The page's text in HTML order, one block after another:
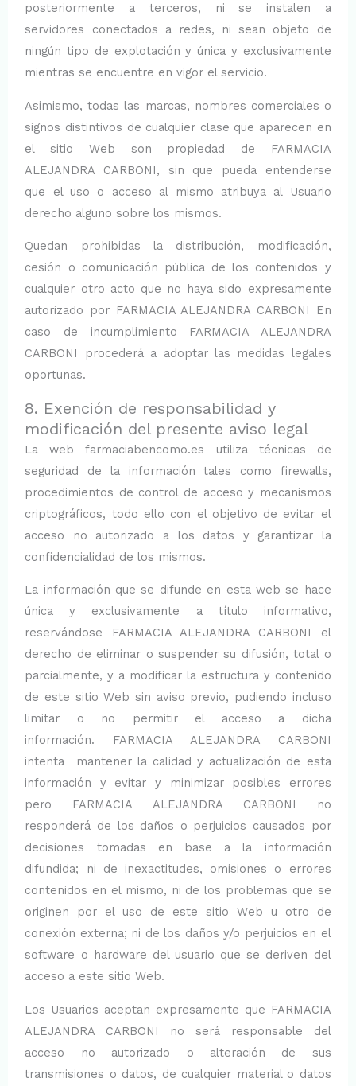
posteriormente a terceros, ni se instalen a
servidores conectados a redes, ni sean objeto de
ningún tipo de explotación y única y exclusivamente
mientras se encuentre en vigor el servicio.
Asimismo, todas las marcas, nombres comerciales o
signos distintivos de cualquier clase que aparecen en
el sitio Web son propiedad de FARMACIA
ALEJANDRA CARBONI, sin que pueda entenderse
que el uso o acceso al mismo atribuya al Usuario
derecho alguno sobre los mismos.
Quedan prohibidas la distribución, modificación,
cesión o comunicación pública de los contenidos y
cualquier otro acto que no haya sido expresamente
autorizado por FARMACIA ALEJANDRA CARBONI En
caso de incumplimiento FARMACIA ALEJANDRA
CARBONI procederá a adoptar las medidas legales
oportunas.
8. Exención de responsabilidad y
modificación del presente aviso legal
La web farmaciabencomo.es utiliza técnicas de
seguridad de la información tales como firewalls,
procedimientos de control de acceso y mecanismos
criptográficos, todo ello con el objetivo de evitar el
acceso no autorizado a los datos y garantizar la
confidencialidad de los mismos.
La información que se difunde en esta web se hace
única y exclusivamente a título informativo,
reservándose FARMACIA ALEJANDRA CARBONI el
derecho de eliminar o suspender su difusión, total o
parcialmente, y a modificar la estructura y contenido
de este sitio Web sin aviso previo, pudiendo incluso
limitar o no permitir el acceso a dicha
información. FARMACIA ALEJANDRA CARBONI
intenta mantener la calidad y actualización de esta
información y evitar y minimizar posibles errores
pero FARMACIA ALEJANDRA CARBONI no
responderá de los daños o perjuicios causados por
decisiones tomadas en base a la información
difundida; ni de inexactitudes, omisiones o errores
contenidos en el mismo, ni de los problemas que se
originen por el uso de este sitio Web u otro de
conexión externa; ni de los daños y/o perjuicios en el
software o hardware del usuario que se deriven del
acceso a este sitio Web.
Los Usuarios aceptan expresamente que FARMACIA
ALEJANDRA CARBONI no será responsable del
acceso no autorizado o alteración de sus
transmisiones o datos, de cualquier material o datos